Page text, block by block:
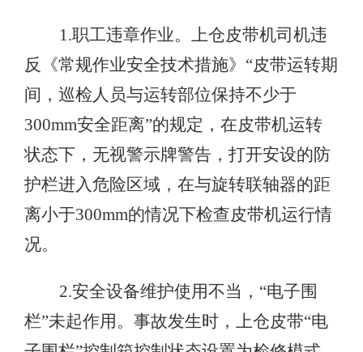
1.职工违章作业。上仓皮带机司机违
反《常规作业安全技术措施》“皮带运转期
间，巡检人员与运转部位保持不少于
300mm安全距离”的规定，在皮带机运转
状态下，无视警示牌警告，打开安设的防
护栏进入危险区域，在与旋转联轴器的距
离小于300mm的情况下检查皮带机运行情
况。
2.安全设备维护使用不当，“电子围
栏”未起作用。事故发生时，上仓皮带“电